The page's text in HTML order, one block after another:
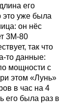
его
это уже была
он нёс
3М-80
так что
то данные:
мощности с
этом «Лунь»
в час на 4
его была раз в